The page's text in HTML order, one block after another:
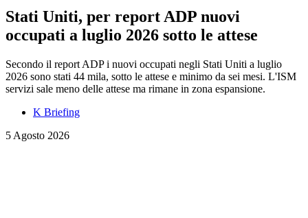
Stati Uniti, per report ADP nuovi
occupati a luglio 2026 sotto le attese
Secondo il report ADP i nuovi occupati negli Stati Uniti a luglio
2026 sono stati 44 mila, sotto le attese e minimo da sei mesi. L'ISM
servizi sale meno delle attese ma rimane in zona espansione.
K Briefing
5 Agosto 2026